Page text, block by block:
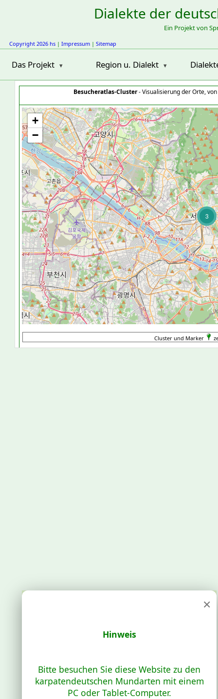
Dialekte der
Ein Projekt von
Copyright 2026 hs | Impressum | Sitemap
Das Projekt Region u. Dialekt
Besucheratlas-Cluster- Visualisierung der Orte,
3
+
−
Cluster und Marker
×
Hinweis
Bitte besuchen Sie diese Website zu den
karpatendeutschen Mundarten mit einem
PC oder Tablet-Computer.